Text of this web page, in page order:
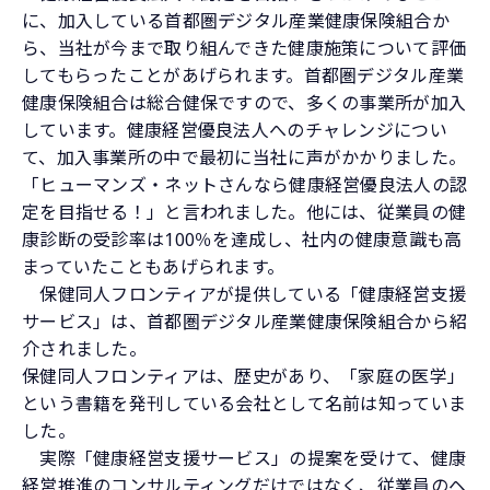
に、加入している首都圏デジタル産業健康保険組合か
ら、当社が今まで取り組んできた健康施策について評価
してもらったことがあげられます。首都圏デジタル産業
健康保険組合は総合健保ですので、多くの事業所が加入
しています。健康経営優良法人へのチャレンジについ
て、加入事業所の中で最初に当社に声がかかりました。
「ヒューマンズ・ネットさんなら健康経営優良法人の認
定を目指せる！」と言われました。他には、従業員の健
康診断の受診率は100％を達成し、社内の健康意識も高
まっていたこともあげられます。
保健同人フロンティアが提供している「健康経営支援
サービス」は、首都圏デジタル産業健康保険組合から紹
介されました。
保健同人フロンティアは、歴史があり、「家庭の医学」
という書籍を発刊している会社として名前は知っていま
した。
実際「健康経営支援サービス」の提案を受けて、健康
経営推進のコンサルティングだけではなく、従業員のヘ